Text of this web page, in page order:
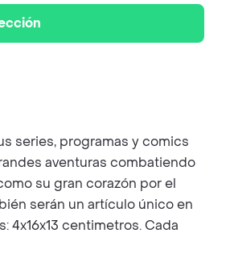
series, programas y comics
aventuras combatiendo
su gran corazón por el
serán un artículo único en
centimetros. Cada